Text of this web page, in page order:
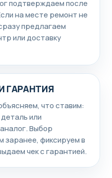
подтверждаем после
на месте ремонт не
предлагаем
или доставку
ГАРАНТИЯ
что ставим:
или
Выбор
заранее, фиксируем в
чек с гарантией.